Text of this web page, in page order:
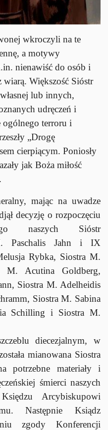
wkroczyli na te
a motywy
nienawiść do osób i
wiarą. Większość Sióstr
lub innych,
udręczeń i
ogólnego terroru i
„Drogę
cierpiącym. Poniosły
jak Boża miłość
mając na uwadze
decyzję o rozpoczęciu
naszych Sióstr
Paschalis Jahn i IX
Rybka, Siostra M.
M. Acutina Goldberg,
Siostra M. Adelheidis
Siostra M. Sabina
Schilling i Siostra M.
diecezjalnym, w
mianowana Siostra
potrzebne materiały i
śmierci naszych
Arcybiskupowi
Następnie Ksiądz
zgody Konferencji